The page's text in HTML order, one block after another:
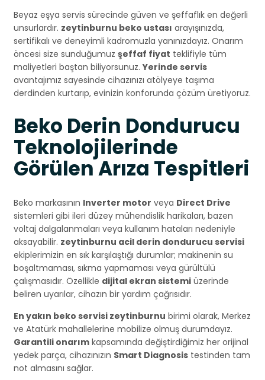
Beyaz eşya servis sürecinde güven ve şeffaflık en değerli
unsurlardır. zeytinburnu beko ustası arayışınızda,
sertifikalı ve deneyimli kadromuzla yanınızdayız. Onarım
öncesi size sunduğumuz şeffaf fiyat teklifiyle tüm
maliyetleri baştan biliyorsunuz.Yerinde servis
avantajımız sayesinde cihazınızı atölyeye taşıma
derdinden kurtarıp, evinizin konforunda çözüm üretiyoruz.
Beko Derin Dondurucu
Teknolojilerinde
Görülen Arıza Tespitleri
Beko markasının Inverter motor veya Direct Drive
sistemleri gibi ileri düzey mühendislik harikaları, bazen
voltaj dalgalanmaları veya kullanım hataları nedeniyle
aksayabilir. zeytinburnu acil derin dondurucu servisi
ekiplerimizin en sık karşılaştığı durumlar; makinenin su
boşaltmaması, sıkma yapmaması veya gürültülü
çalışmasıdır. Özellikle dijital ekran sistemi üzerinde
beliren uyarılar, cihazın bir yardım çağrısıdır.
En yakın beko servisi zeytinburnu birimi olarak, Merkez
ve Atatürk mahallelerine mobilize olmuş durumdayız.
Garantili onarım kapsamında değiştirdiğimiz her orijinal
yedek parça, cihazınızın Smart Diagnosis testinden tam
not almasını sağlar.